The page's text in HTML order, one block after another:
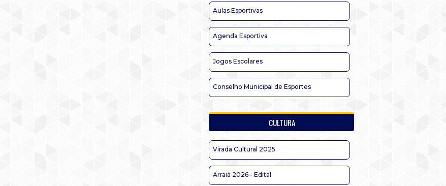
Aulas Esportivas
Agenda Esportiva
Jogos Escolares
Conselho Municipal de Esportes
CULTURA
Virada Cultural 2025
Arraiá 2026 - Edital